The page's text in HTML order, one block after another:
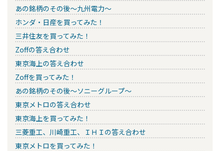
あの銘柄のその後～九州電力～
ホンダ・日産を買ってみた！
三井住友を買ってみた！
Zoffの答え合わせ
東京海上の答え合わせ
Zoffを買ってみた！
あの銘柄のその後～ソニーグループ～
東京メトロの答え合わせ
東京海上を買ってみた！
三菱重工、川崎重工、ＩＨＩの答え合わせ
東京メトロを買ってみた！